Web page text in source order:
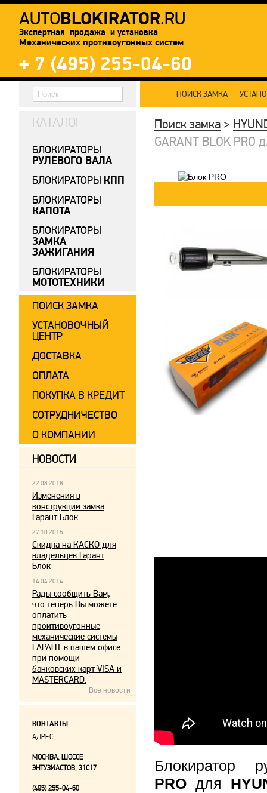
AUTOBLOKIRATOR.RU
Экспертная продажа и установка
Механических противоугонных систем
+ 7 (495) 255-04-60
ПОИСК ЗАМКА
Поиск замка >
GARANT BLOK PRO
PRO для
КАТАЛОГ
БЛОКИРАТОРЫ
РУЛЕВОГО ВАЛА
БЛОКИРАТОРЫ КПП
БЛОКИРАТОРЫ
КАПОТА
БЛОКИРАТОРЫ
ЗАМКА
ЗАЖИГАНИЯ
БЛОКИРАТОРЫ
МОТОТЕХНИКИ
ПОИСК ЗАМКА
УСТАНОВОЧНЫЙ
ЦЕНТР
ДОСТАВКА
ОПЛАТА
ПОКУПКА В КРЕДИТ
СОТРУДНИЧЕСТВО
О КОМПАНИИ
НОВОСТИ
22.08.2018
Изменения в
конструкции замка
Гарант Блок
27.10.2015
Скидка на КАСКО для
владельцев Гарант
Блок
14.04.2014
Рады сообщить Вам,
что теперь Вы можете
оплатить
проитивоугонные
механические системы
ГАРАНТ в нашем офисе
при помощи
банковских карт VISA и
MASTERCARD.
Все новости
КОНТАКТЫ
АДРЕС:
МОСКВА, ШОССЕ
ЭНТУЗИАСТОВ, 31С17
(495) 255-04-60